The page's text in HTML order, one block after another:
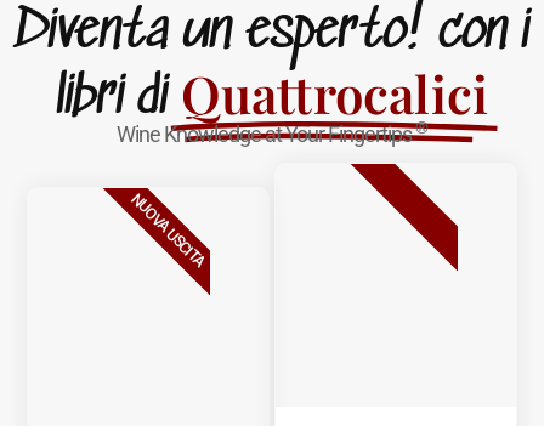
Diventa un esperto! con i
libri di Quattrocalici
Wine Knowledge at Your Fingertips®
NUOVA USCITA BESTSELLER